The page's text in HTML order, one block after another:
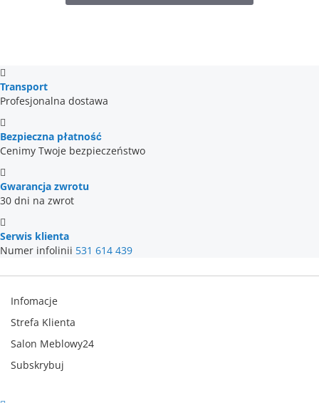
Transport
Profesjonalna dostawa
Bezpieczna płatność
Cenimy Twoje bezpieczeństwo
Gwarancja zwrotu
30 dni na zwrot
Serwis klienta
Numer infolinii 531 614 439
Infomacje
Strefa Klienta
Salon Meblowy24
Subskrybuj